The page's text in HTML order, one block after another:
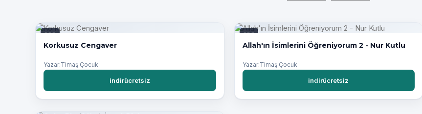
PDF
Korkusuz Cengaver
Yazar:Timaş Çocuk
indirücretsiz
PDF
Allah'ın İsimlerini Öğreniyorum 2 - Nur Kutlu
Yazar:Timaş Çocuk
indirücretsiz